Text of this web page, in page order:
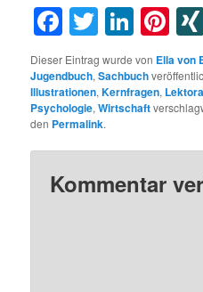
Facebook
Twitter
Dieser Eintrag wurde von Ella von
Jugendbuch,Sachbuch
Illustrationen,Kernfragen,
Psychologie,Wirtschaft
den Permalink.
Kommentar